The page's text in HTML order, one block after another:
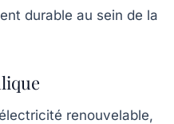
durable au sein de la
renouvelable,